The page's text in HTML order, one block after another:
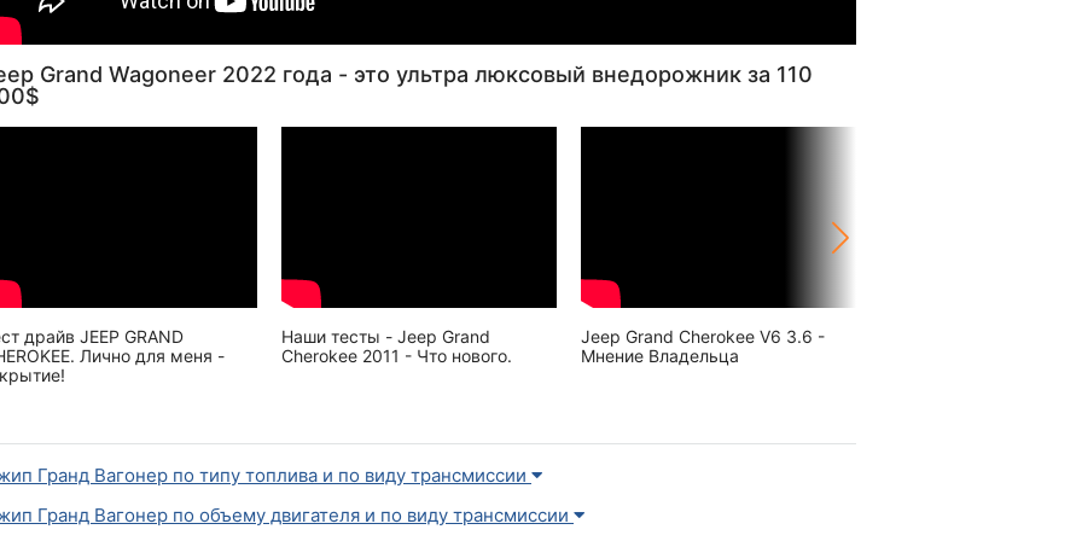
Grand Wagoneer 2022 года - это ультра люксовый внедорожник за 110
драйв JEEP GRAND
Лично для меня -
Наши тесты - Jeep Grand
Cherokee 2011 - Что нового.
Jeep Grand Cherokee V6 3.6 -
Мнение Владельца
Гранд Вагонер по типу топлива и по виду трансмиссии
Гранд Вагонер по объему двигателя и по виду трансмиссии